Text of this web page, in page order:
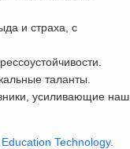
и страха, с
таланты.
усиливающие наш
Technology.